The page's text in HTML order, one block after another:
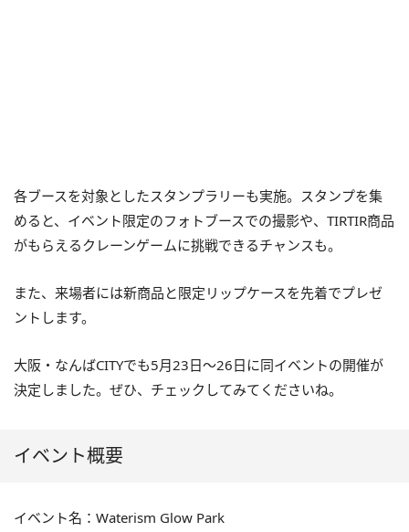
各ブースを対象としたスタンプラリーも実施。スタンプを集
めると、イベント限定のフォトブースでの撮影や、TIRTIR商品
がもらえるクレーンゲームに挑戦できるチャンスも。
また、来場者には新商品と限定リップケースを先着でプレゼ
ントします。
大阪・なんばCITYでも5月23日～26日に同イベントの開催が
決定しました。ぜひ、チェックしてみてくださいね。
イベント概要
イベント名：Waterism Glow Park